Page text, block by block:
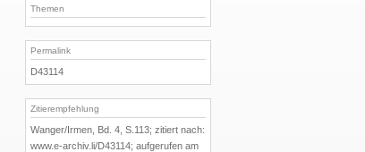
Themen
Permalink
D43114
Zitierempfehlung
Wanger/Irmen, Bd. 4, S.113; zitiert nach:
www.e-archiv.li/D43114; aufgerufen am